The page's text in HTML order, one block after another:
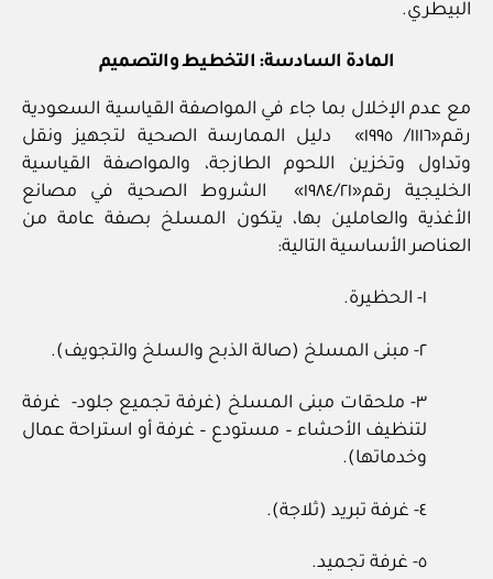
البيطري.
المادة السادسة: التخطيط والتصميم
مع عدم الإخلال بما جاء في المواصفة القياسية السعودية
رقم«١١١٦/ ١٩٩٥» دليل الممارسة الصحية لتجهيز ونقل
وتداول وتخزين اللحوم الطازجة، والمواصفة القياسية
الخليجية رقم«١٩٨٤/٢١» الشروط الصحية في مصانع
الأغذية والعاملين بها، يتكون المسلخ بصفة عامة من
العناصر الأساسية التالية:
١- الحظيرة.
٢- مبنى المسلخ (صالة الذبح والسلخ والتجويف).
٣- ملحقات مبنى المسلخ (غرفة تجميع جلود- غرفة
لتنظيف الأحشاء – مستودع – غرفة أو استراحة عمال
وخدماتها).
٤- غرفة تبريد (ثلاجة).
٥- غرفة تجميد.